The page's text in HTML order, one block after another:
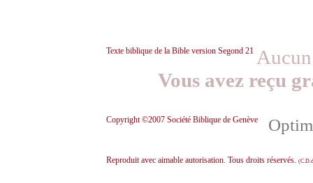
Texte biblique de la Bible version Segond 21
Vous avez reçu
Copyright ©2007 Société Biblique de Genève
Reproduit avec aimable autorisation. Tous droits réservés.